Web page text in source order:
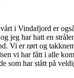
i Vindafjord er
jeg har hatt en
Vi er rørt og
vi har fått i alle
som har stått på